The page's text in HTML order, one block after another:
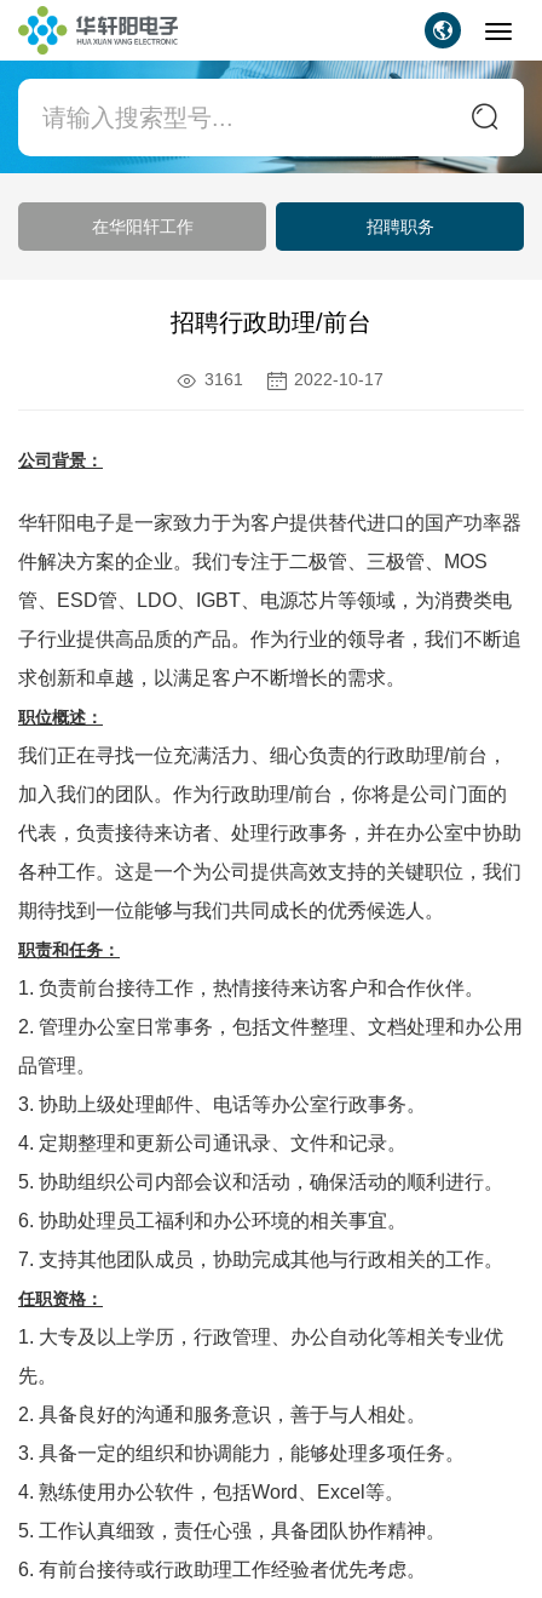
在华阳轩工作 招聘职务
招聘行政助理/前台
3161 2022-10-17
公司背景：
华轩阳电子是一家致力于为客户提供替代进口的国产功率器
件解决方案的企业。我们专注于二极管、三极管、MOS
管、ESD管、LDO、IGBT、电源芯片等领域，为消费类电
子行业提供高品质的产品。作为行业的领导者，我们不断追
求创新和卓越，以满足客户不断增长的需求。
职位概述：
我们正在寻找一位充满活力、细心负责的行政助理/前台，
加入我们的团队。作为行政助理/前台，你将是公司门面的
代表，负责接待来访者、处理行政事务，并在办公室中协助
各种工作。这是一个为公司提供高效支持的关键职位，我们
期待找到一位能够与我们共同成长的优秀候选人。
职责和任务：
1. 负责前台接待工作，热情接待来访客户和合作伙伴。
2. 管理办公室日常事务，包括文件整理、文档处理和办公用
品管理。
3. 协助上级处理邮件、电话等办公室行政事务。
4. 定期整理和更新公司通讯录、文件和记录。
5. 协助组织公司内部会议和活动，确保活动的顺利进行。
6. 协助处理员工福利和办公环境的相关事宜。
7. 支持其他团队成员，协助完成其他与行政相关的工作。
任职资格：
1. 大专及以上学历，行政管理、办公自动化等相关专业优
先。
2. 具备良好的沟通和服务意识，善于与人相处。
3. 具备一定的组织和协调能力，能够处理多项任务。
4. 熟练使用办公软件，包括Word、Excel等。
5. 工作认真细致，责任心强，具备团队协作精神。
6. 有前台接待或行政助理工作经验者优先考虑。